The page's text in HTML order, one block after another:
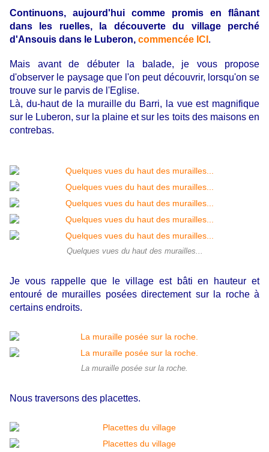
Continuons, aujourd'hui comme promis en flânant
dans les ruelles, la découverte du village perché
d'Ansouis dans le Luberon, commencée ICI .
Mais avant de débuter la balade, je vous propose
d'observer le paysage que l'on peut découvrir, lorsqu'on se
trouve sur le parvis de l'Eglise.
Là, du-haut de la muraille du Barri, la vue est magnifique
sur le Luberon, sur la plaine et sur les toits des maisons en
contrebas.
Quelques vues du haut des murailles...
Je vous rappelle que le village est bâti en hauteur et
entouré de murailles posées directement sur la roche à
certains endroits.
La muraille posée sur la roche.
Nous traversons des placettes.